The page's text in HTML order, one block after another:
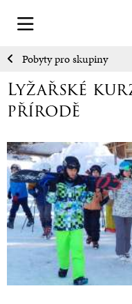
Pobyty pro skupiny
Lyžařské
přírodě